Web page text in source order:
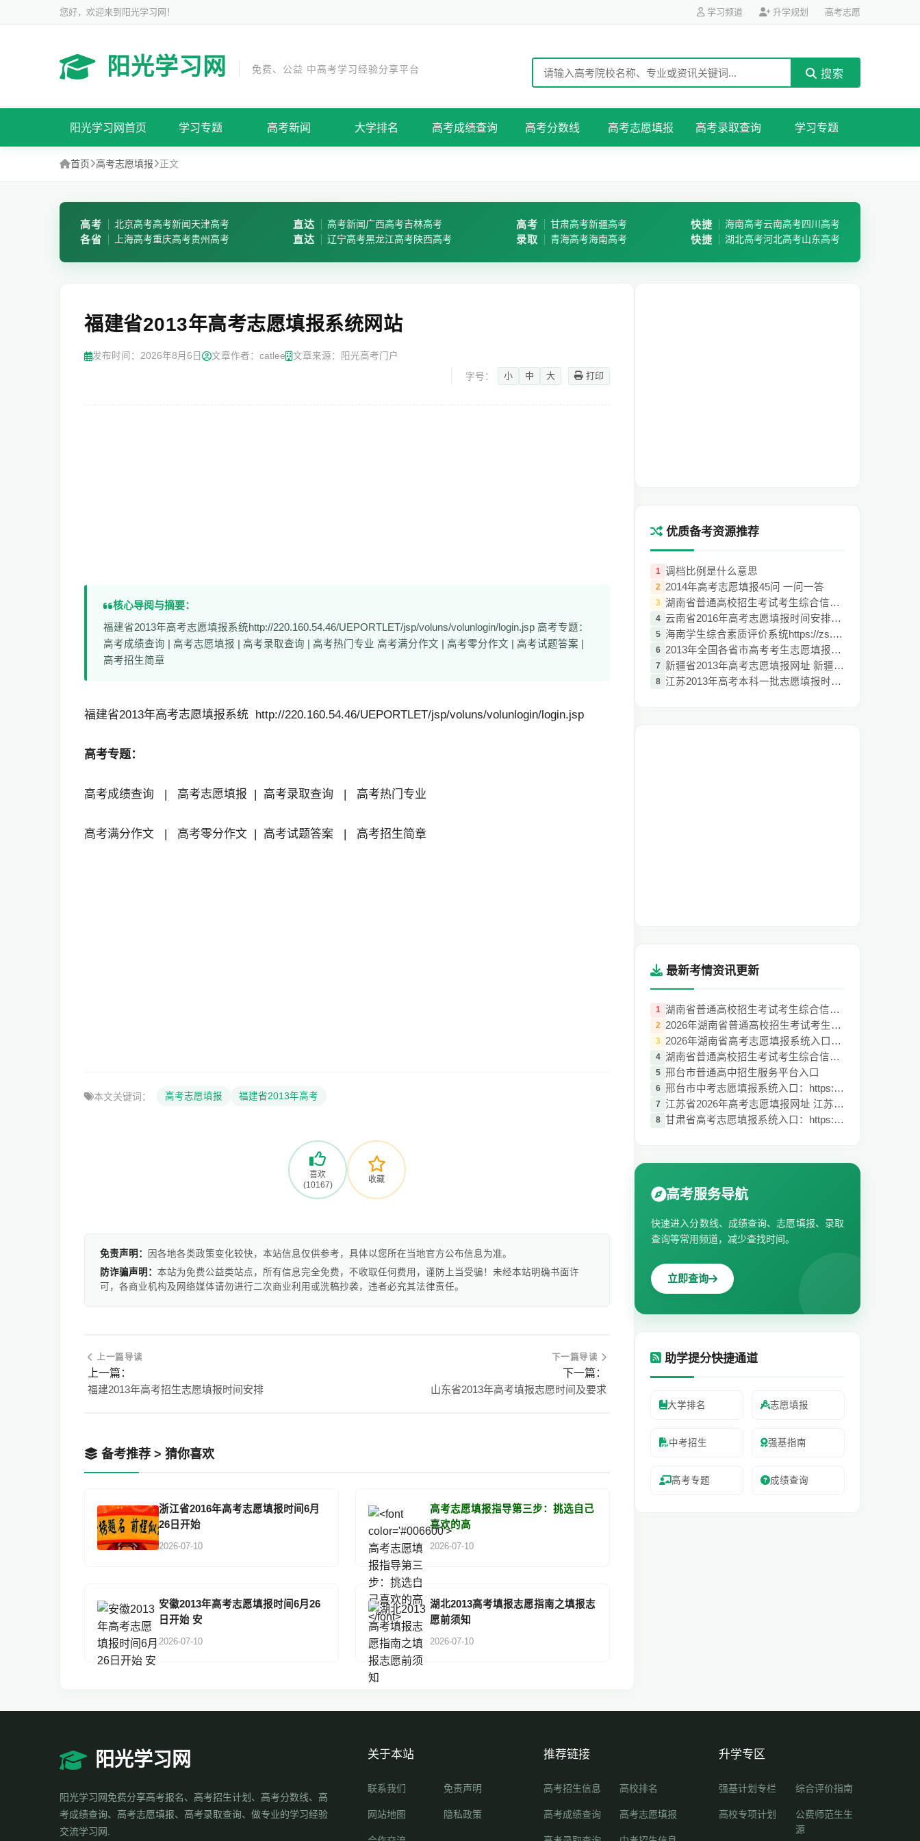
您好，欢迎来到阳光学习网！ 学习频道 升学规划 高考志愿
阳光学习网 免费、公益 中高考学习经验分享平台 搜索
阳光学习网首页 学习专题 高考新闻 大学排名 高考成绩查询 高考分数线 高考志愿填报 高考录取查询 学习专题
首页 高考志愿填报 正文
高考 北京高考高考新闻天津高考
各省 上海高考重庆高考贵州高考
直达 高考新闻广西高考吉林高考
直达 辽宁高考黑龙江高考陕西高考
高考 甘肃高考新疆高考
录取 青海高考海南高考
快捷 海南高考云南高考四川高考
快捷 湖北高考河北高考山东高考
福建省2013年高考志愿填报系统网站
发布时间： 2026年8月6日 文章作者：catlee
文章来源：阳光高考门户
字号：
小 中 大 打印
核心导阅与摘要：
福建省2013年高考志愿填报系统http://220.160.54.46/UEPORTLET/jsp/voluns/volunlogin/login.jsp 高考专题：
高考成绩查询 | 高考志愿填报 | 高考录取查询 | 高考热门专业 高考满分作文 | 高考零分作文 | 高考试题答案 |
高考招生简章
福建省2013年高考志愿填报系统 http://220.160.54.46/UEPORTLET/jsp/voluns/volunlogin/login.jsp
高考专题：
高考成绩查询 | 高考志愿填报 | 高考录取查询 | 高考热门专业
高考满分作文 | 高考零分作文 | 高考试题答案 | 高考招生简章
本文关键词： 高考志愿填报 福建省2013年高考
喜欢
(10167)
收藏
免责声明：
因各地各类政策变化较快，本站信息仅供参考，具体以您所在当地官方公布信息为准。
防诈骗声明： 本站为免费公益类站点，所有信息完全免费，不收取任何费用，谨防上当受骗！未经本站明确书面许
可，各商业机构及网络媒体请勿进行二次商业利用或洗稿抄袭，违者必究其法律责任。
上一篇导读
上一篇：
福建2013年高考招生志愿填报时间安排
下一篇导读
下一篇：
山东省2013年高考填报志愿时间及要求
备考推荐 > 猜你喜欢
浙江省2016年高考志愿填报时间6月
26日开始
2026-07-10
高考志愿填报指导第三步：挑选自己
喜欢的高
2026-07-10
安徽2013年高考志愿填报时间6月26
日开始 安
2026-07-10
湖北2013高考填报志愿指南之填报志
愿前须知
2026-07-10
优质备考资源推荐
1 调档比例是什么意思
2 2014年高考志愿填报45问 一问一答
3 湖南省普通高校招生考试考生综合信息平台ht
4 云南省2016年高考志愿填报时间安排：6月27-
5 海南学生综合素质评价系统https://zs.haina
6 2013年全国各省市高考考生志愿填报网址汇总
7 新疆省2013年高考志愿填报网址 新疆省志愿
8 江苏2013年高考本科一批志愿填报时间:6月27
最新考情资讯更新
1 湖南省普通高校招生考试考生综合信息平台ht
2 2026年湖南省普通高校招生考试考生综合信
3 2026年湖南省高考志愿填报系统入口：（http
4 湖南省普通高校招生考试考生综合信息平台高
5 邢台市普通高中招生服务平台入口
6 邢台市中考志愿填报系统入口：https://gzzy
7 江苏省2026年高考志愿填报网址 江苏省志愿
8 甘肃省高考志愿填报系统入口：https://www.
高考服务导航
快速进入分数线、成绩查询、志愿填报、录取
查询等常用频道，减少查找时间。
立即查询
助学提分快捷通道
大学排名 志愿填报
中考招生 强基指南
高考专题 成绩查询
阳光学习网
阳光学习网免费分享高考报名、高考招生计划、高考分数线、高
考成绩查询、高考志愿填报、高考录取查询、做专业的学习经验
交流学习网.
关于本站
联系我们 免责声明
网站地图 隐私政策
推荐链接
高考招生信息 高校排名
高考成绩查询 高考志愿填报
升学专区
强基计划专栏 综合评价指南
高校专项计划
公费师范生生
源